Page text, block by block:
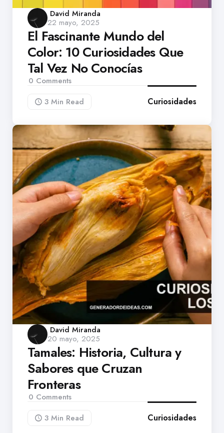
Posted
by
David Miranda
22 mayo, 2025
El Fascinante Mundo del
Color: 10 Curiosidades Que
Tal Vez No Conocías
0 Comments
3 Min Read Curiosidades
Posted
by
David Miranda
20 mayo, 2025
Tamales: Historia, Cultura y
Sabores que Cruzan
Fronteras
0 Comments
3 Min Read Curiosidades